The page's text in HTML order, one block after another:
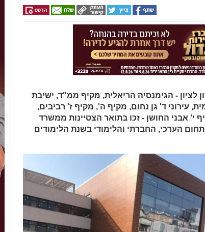
לציון - הגימנסיה הריאלית, מקיף ממ"ד, ישיבת
עירוני ד' גן נחום, מקיף ה', מקיף ז' רביבים,
י' אבני החושן - זכו בתואר הצטיינות ממשרד
הערכי, החברתי והלימודי בשנת הלימודים